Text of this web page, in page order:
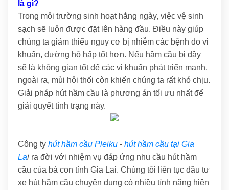
là gì?
Trong môi trường sinh hoạt hằng ngày, việc vệ sinh
sạch sẽ luôn được đặt lên hàng đầu. Điều này giúp
chúng ta giảm thiểu nguy cơ bị nhiễm các bệnh do vi
khuẩn, đường hô hấp tốt hơn. Nếu hầm cầu bị đầy
sẽ là không gian tốt để các vi khuẩn phát triển mạnh,
ngoài ra, mùi hôi thối còn khiến chúng ta rất khó chịu.
Giải pháp hút hầm cầu là phương án tối ưu nhất để
giải quyết tình trạng này.
Công ty hút hầm cầu Pleiku - hút hầm cầu tại Gia
Lai ra đời với nhiệm vụ đáp ứng nhu cầu hút hầm
cầu của bà con tỉnh Gia Lai. Chúng tôi liên tục đầu tư
xe hút hầm cầu chuyên dụng có nhiều tính năng hiện